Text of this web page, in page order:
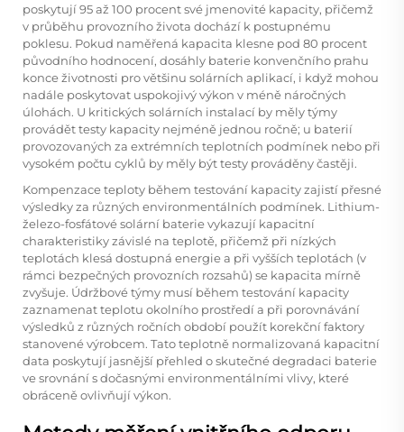
poskytují 95 až 100 procent své jmenovité kapacity, přičemž
v průběhu provozního života dochází k postupnému
poklesu. Pokud naměřená kapacita klesne pod 80 procent
původního hodnocení, dosáhly baterie konvenčního prahu
konce životnosti pro většinu solárních aplikací, i když mohou
nadále poskytovat uspokojivý výkon v méně náročných
úlohách. U kritických solárních instalací by měly týmy
provádět testy kapacity nejméně jednou ročně; u baterií
provozovaných za extrémních teplotních podmínek nebo při
vysokém počtu cyklů by měly být testy prováděny častěji.
Kompenzace teploty během testování kapacity zajistí přesné
výsledky za různých environmentálních podmínek. Lithium-
železo-fosfátové solární baterie vykazují kapacitní
charakteristiky závislé na teplotě, přičemž při nízkých
teplotách klesá dostupná energie a při vyšších teplotách (v
rámci bezpečných provozních rozsahů) se kapacita mírně
zvyšuje. Údržbové týmy musí během testování kapacity
zaznamenat teplotu okolního prostředí a při porovnávání
výsledků z různých ročních období použít korekční faktory
stanovené výrobcem. Tato teplotně normalizovaná kapacitní
data poskytují jasnější přehled o skutečné degradaci baterie
ve srovnání s dočasnými environmentálními vlivy, které
obráceně ovlivňují výkon.